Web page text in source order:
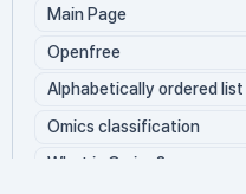
Main Page
Openfree
Alphabetically ordered list
Omics classification
What is Oming?